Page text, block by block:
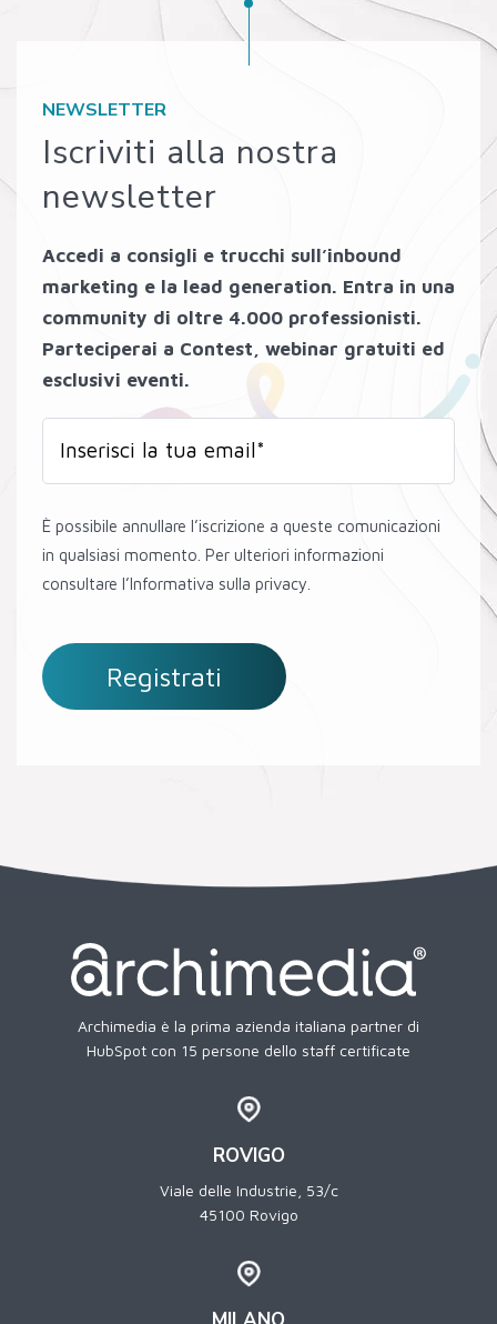
NEWSLETTER
Iscriviti alla nostra
newsletter
Accedi a consigli e trucchi sull’inbound
marketing e la lead generation. Entra in una
community di oltre 4.000 professionisti.
Parteciperai a Contest, webinar gratuiti ed
esclusivi eventi.
È possibile annullare l’iscrizione a queste comunicazioni
in qualsiasi momento. Per ulteriori informazioni
consultare l’Informativa sulla privacy.
Archimedia è la prima azienda italiana partner di
HubSpot con 15 persone dello staff certificate
ROVIGO
Viale delle Industrie, 53/c
45100 Rovigo